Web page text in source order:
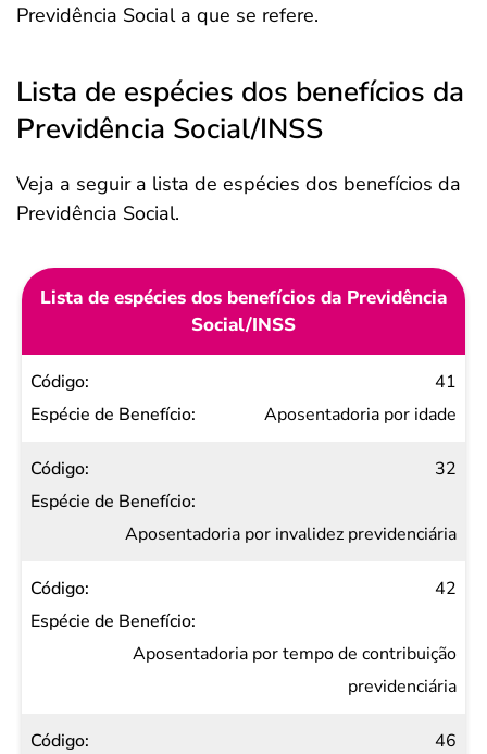
Previdência Social a que se refere.
Lista de espécies dos benefícios da
Previdência Social/INSS
Veja a seguir a lista de espécies dos benefícios da
Previdência Social.
Lista de espécies dos benefícios da Previdência
Social/INSS
Código
Espécie
Benefício
41
Aposentadoria por idade
32
Aposentadoria por invalidez previdenciária
42
Aposentadoria por tempo de contribuição
previdenciária
46